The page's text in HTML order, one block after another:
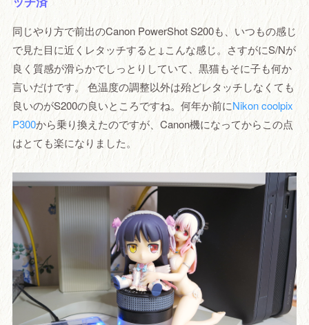
同じやり方で前出のCanon PowerShot S200も、いつもの感じ
で見た目に近くレタッチすると↓こんな感じ。さすがにS/Nが
良く質感が滑らかでしっとりしていて、黒猫もそに子も何か
言いだけです。 色温度の調整以外は殆どレタッチしなくても
良いのがS200の良いところですね。何年か前にNikon coolpix
P300から乗り換えたのですが、Canon機になってからこの点
はとても楽になりました。